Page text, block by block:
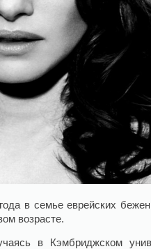
в семье еврейских
возрасте.
в Кэмбриджском